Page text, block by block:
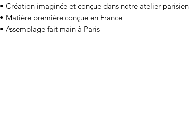
• Création imaginée et conçue dans notre atelier parisien
• Matière première conçue en France
• Assemblage fait main à Paris